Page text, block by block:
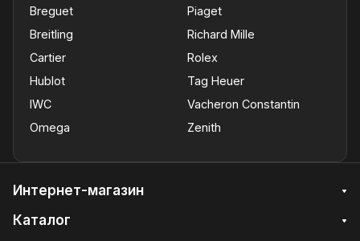
Breguet
Breitling
Cartier
Hublot
IWC
Omega
Piaget
Richard Mille
Rolex
Tag Heuer
Vacheron Constantin
Zenith
Интернет-магазин
Каталог